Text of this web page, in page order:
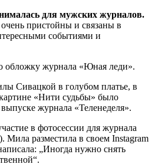
для мужских журналов.
пристойны и связаны в
событиями и
обложку журнала «Юная леди».
Сивацкой в голубом платье, в
«Нити судьбы» было
журнала «Теленеделя».
в фотосессии для журнала
Мила разместила в своем Instagram
„Иногда нужно снять